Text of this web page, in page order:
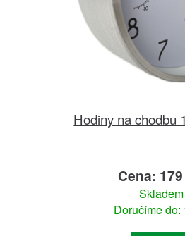
Hodiny na chodbu
Cena:
Skladem
Doručíme do: